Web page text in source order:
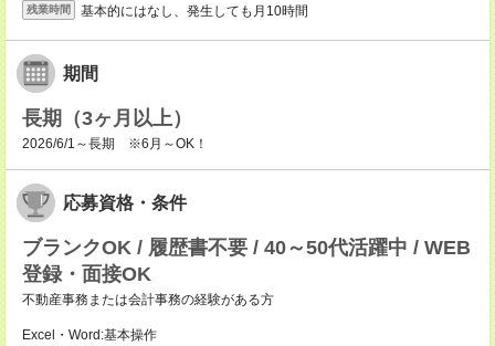
残業時間 基本的にはなし、発生しても月10時間
期間
長期（3ヶ月以上）
2026/6/1～長期 ※6月～OK！
応募資格・条件
ブランクOK / 履歴書不要 / 40～50代活躍中 / WEB
登録・面接OK
不動産事務または会計事務の経験がある方
Excel・Word:基本操作